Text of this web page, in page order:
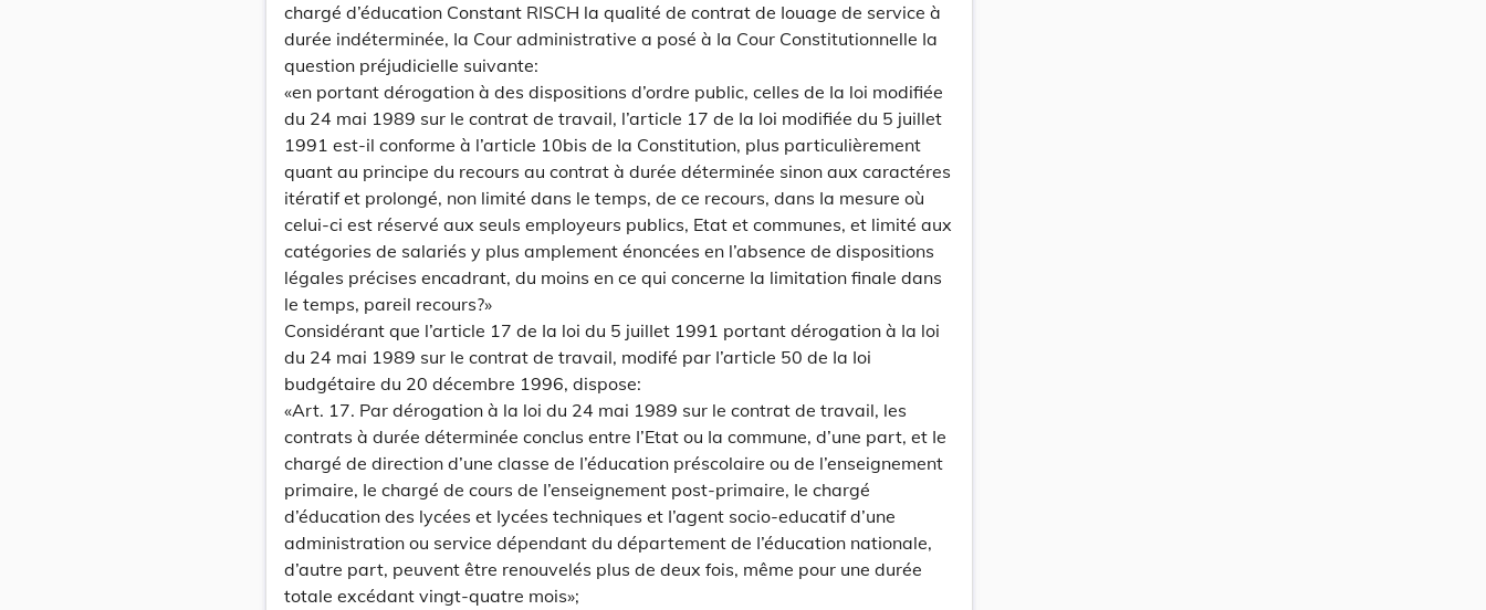
chargé d’éducation Constant RISCH la qualité de contrat de Iouage de service à
durée indéterminée, Ia Cour administrative a posé à Ia Cour Constitutionnelle Ia
question préjudicielle suivante:
«en portant dérogation à des dispositions d’ordre public, celles de Ia loi modifiée
du 24 mai 1989 sur le contrat de travail, l’article 17 de Ia loi modifiée du 5 juillet
1991 est-il conforme à l’article 10bis de Ia Constitution, plus particulièrement
quant au principe du recours au contrat à durée déterminée sinon aux caractéres
itératif et prolongé, non limité dans le temps, de ce recours, dans Ia mesure où
celui-ci est réservé aux seuls employeurs publics, Etat et communes, et limité aux
catégories de salariés y plus amplement énoncées en l’absence de dispositions
légales précises encadrant, du moins en ce qui concerne Ia limitation finale dans
le temps, pareil recours?»
Considérant que l’article 17 de Ia loi du 5 juilIet 1991 portant dérogation à Ia loi
du 24 mai 1989 sur le contrat de travail, modifé par I’article 50 de Ia Ioi
budgétaire du 20 décembre 1996, dispose:
«Art. 17. Par dérogation à la loi du 24 mai 1989 sur le contrat de travail, les
contrats à durée déterminée conclus entre I’Etat ou Ia commune, d’une part, et Ie
chargé de direction d’une classe de I’éducation préscolaire ou de l’enseignement
primaire, Ie chargé de cours de I’enseignement post-primaire, Ie chargé
d’éducation des lycées et Iycées techniques et I’agent socio-educatif d’une
administration ou service dépendant du département de I’éducation nationale,
d’autre part, peuvent être renouvelés plus de deux fois, même pour une durée
totale excédant vingt-quatre mois»;